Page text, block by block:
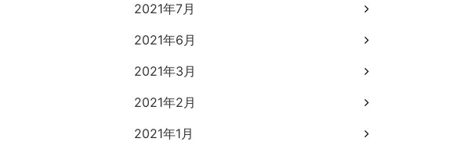
2021年7月
2021年6月
2021年3月
2021年2月
2021年1月